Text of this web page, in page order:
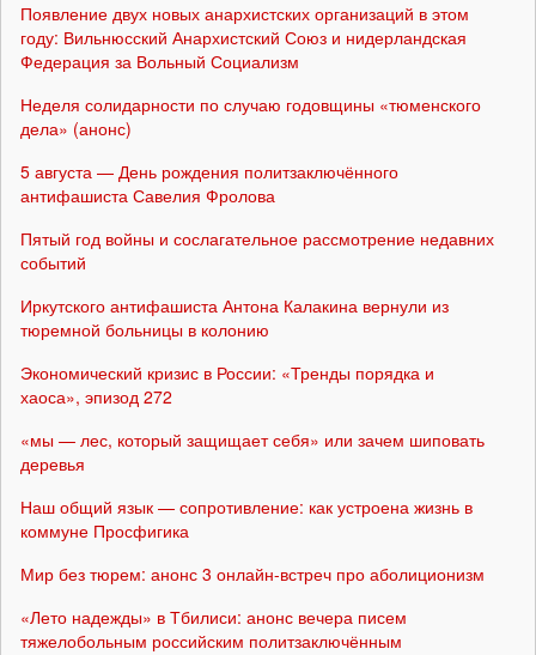
Появление двух новых анархистских организаций в этом
году: Вильнюсский Анархистский Союз и нидерландская
Федерация за Вольный Социализм
Неделя солидарности по случаю годовщины «тюменского
дела» (анонс)
5 августа — День рождения политзаключённого
антифашиста Савелия Фролова
Пятый год войны и сослагательное рассмотрение недавних
событий
Иркутского антифашиста Антона Калакина вернули из
тюремной больницы в колонию
Экономический кризис в России: «Тренды порядка и
хаоса», эпизод 272
«мы — лес, который защищает себя» или зачем шиповать
деревья
Наш общий язык — сопротивление: как устроена жизнь в
коммуне Просфигика
Мир без тюрем: анонс 3 онлайн-встреч про аболиционизм
«Лето надежды» в Тбилиси: анонс вечера писем
тяжелобольным российским политзаключённым